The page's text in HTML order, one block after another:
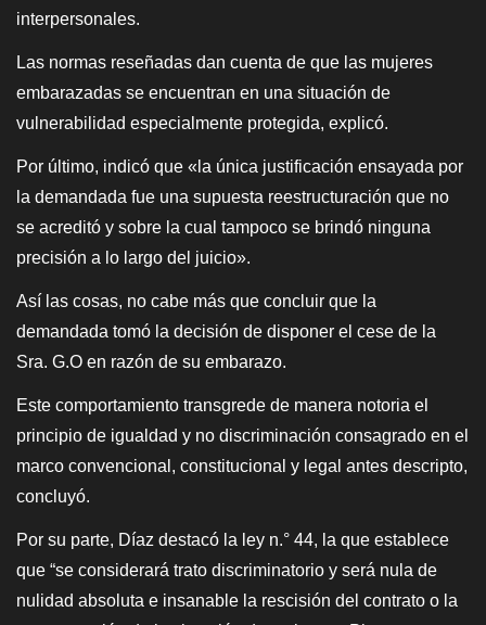
interpersonales.
Las normas reseñadas dan cuenta de que las mujeres
embarazadas se encuentran en una situación de
vulnerabilidad especialmente protegida, explicó.
Por último, indicó que «la única justificación ensayada por
la demandada fue una supuesta reestructuración que no
se acreditó y sobre la cual tampoco se brindó ninguna
precisión a lo largo del juicio».
Así las cosas, no cabe más que concluir que la
demandada tomó la decisión de disponer el cese de la
Sra. G.O en razón de su embarazo.
Este comportamiento transgrede de manera notoria el
principio de igualdad y no discriminación consagrado en el
marco convencional, constitucional y legal antes descripto,
concluyó.
Por su parte, Díaz destacó la ley n.° 44, la que establece
que “se considerará trato discriminatorio y será nula de
nulidad absoluta e insanable la rescisión del contrato o la